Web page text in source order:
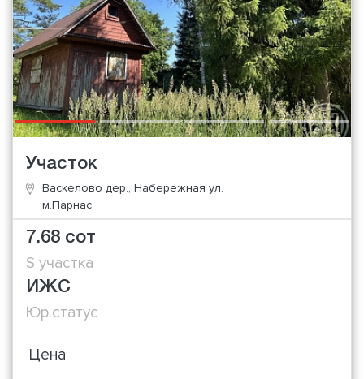
Участок
Васкелово дер., Набережная ул.
м.Парнас
7.68 сот
S участка
ИЖС
Юр.статус
Цена